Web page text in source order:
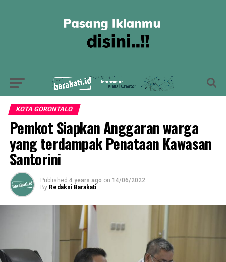
KOTA GORONTALO
Pemkot Siapkan Anggaran warga
yang terdampak Penataan Kawasan
Santorini
Published 4 years ago on 14/06/2022
By Redaksi Barakati